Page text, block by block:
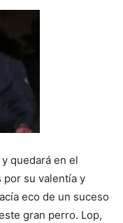
quedará en el
por su valentía y
eco de un suceso
gran perro. Lop,